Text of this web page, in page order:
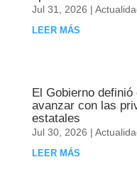
Jul 31, 2026 |
LEER MÁS
El Gobierno
avanzar con las
estatales
Jul 30, 2026 |
LEER MÁS